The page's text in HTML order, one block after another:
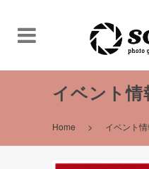
イベント情
Home > イベント